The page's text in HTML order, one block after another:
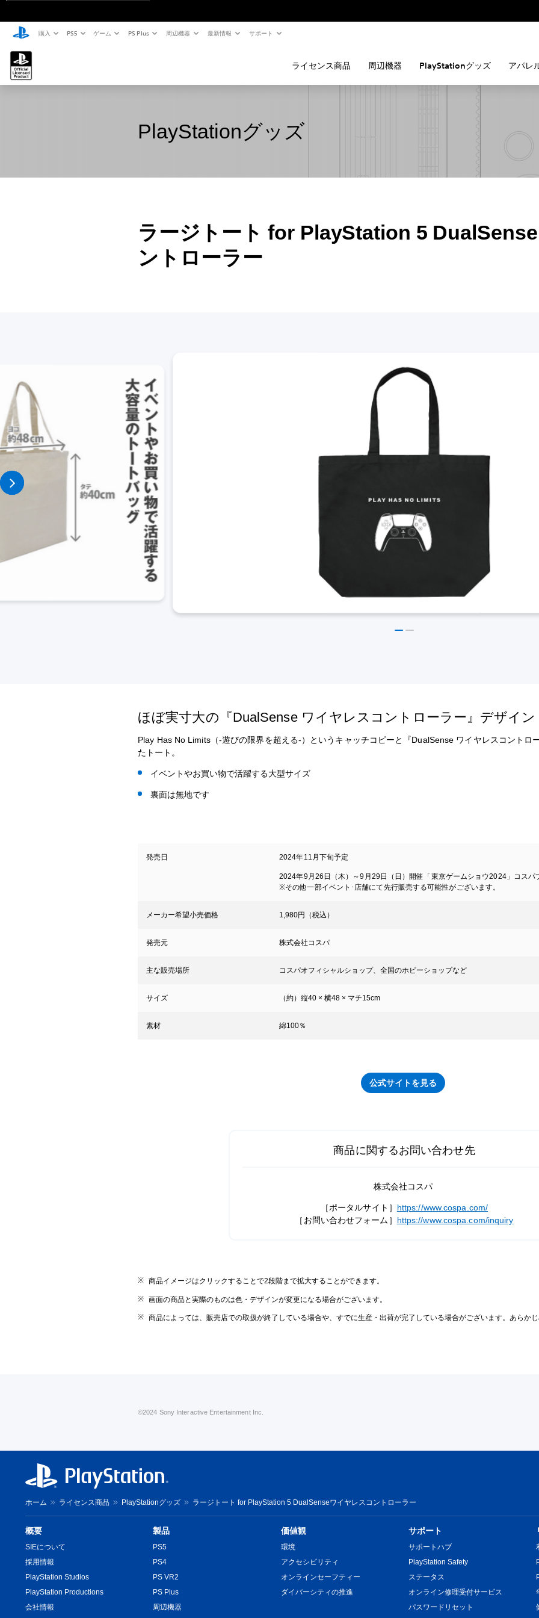
購入 PS5 ゲーム PS Plus 周辺機器 最新情報 サポート
ライセンス商品 周辺機器 PlayStationグッズ アパレ
PlayStationグッズ
ラージトート for PlayStation 5
ントローラー
ほぼ実寸大の『DualSense ワイヤレスコントローラー』デザイン
Play Has No Limits（-遊びの限界を超える-）というキャッチコピーと『DualSense ワイヤレスコントロ
たトート。
イベントやお買い物で活躍する大型サイズ
裏面は無地です
発売日 2024年11月下旬予定
2024年9月26日（木）～9月29日（日）開催「東京ゲームショウ2024」コスパ
※その他一部イベント･店舗にて先行販売する可能性がございます。
メーカー希望小売価格 1,980円（税込）
発売元 株式会社コスパ
主な販売場所 コスパオフィシャルショップ、全国のホビーショップなど
サイズ （約）縦40 × 横48 × マチ15cm
素材 綿100％
公式サイトを見る
商品に関するお問い合わせ先
株式会社コスパ
［ポータルサイト］ https://www.cospa.com/
［お問い合わせフォーム］ https://www.cospa.com/inquiry
商品イメージはクリックすることで2段階まで拡大することができます。
画面の商品と実際のものは色・デザインが変更になる場合がございます。
商品によっては、販売店での取扱が終了している場合や、すでに生産・出荷が完了している場合がございます。あらかじ
©2024 Sony Interactive Entertainment Inc.
ホーム ライセンス商品 PlayStationグッズ ラージトート for PlayStation 5 DualSenseワイヤレスコントローラー
概要
SIEについて
採用情報
PlayStation Studios
PlayStation Productions
会社情報
製品
PS5
PS4
PS VR2
PS Plus
周辺機器
価値観
環境
アクセシビリティ
オンラインセーフティー
ダイバーシティの推進
サポート
サポートハブ
PlayStation Safety
ステータス
オンライン修理受付サービス
パスワードリセット